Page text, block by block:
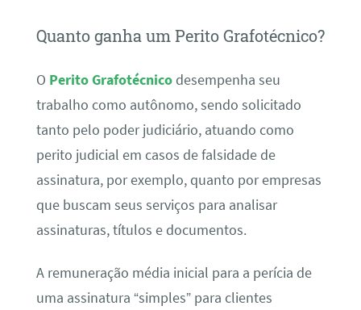
Quanto ganha um Perito Grafotécnico?
O Perito Grafotécnicodesempenha seu
trabalho como autônomo, sendo solicitado
tanto pelo poder judiciário, atuando como
perito judicial em casos de falsidade de
assinatura, por exemplo, quanto por empresas
que buscam seus serviços para analisar
assinaturas, títulos e documentos.
A remuneração média inicial para a perícia de
uma assinatura “simples” para clientes